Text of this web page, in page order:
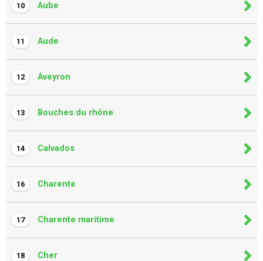
10 Aube
11 Aude
12 Aveyron
13 Bouches du rhône
14 Calvados
16 Charente
17 Charente maritime
18 Cher